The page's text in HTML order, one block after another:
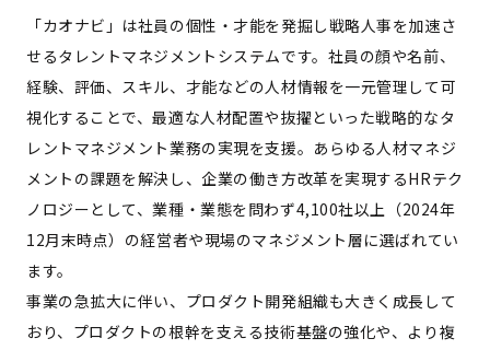
「カオナビ」は社員の個性・才能を発掘し戦略人事を加速さ
せるタレントマネジメントシステムです。社員の顔や名前、
経験、評価、スキル、才能などの人材情報を一元管理して可
視化することで、最適な人材配置や抜擢といった戦略的なタ
レントマネジメント業務の実現を支援。あらゆる人材マネジ
メントの課題を解決し、企業の働き方改革を実現するHRテク
ノロジーとして、業種・業態を問わず4,100社以上（2024年
12月末時点）の経営者や現場のマネジメント層に選ばれてい
ます。
事業の急拡大に伴い、プロダクト開発組織も大きく成長して
おり、プロダクトの根幹を支える技術基盤の強化や、より複